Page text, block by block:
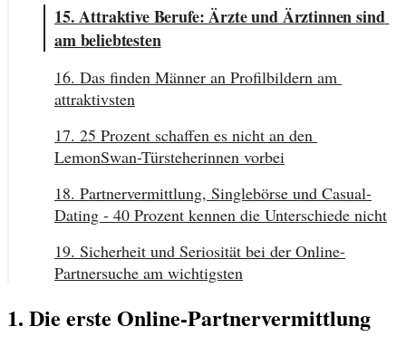
15. Attraktive Berufe: Ärzte und Ärztinnen sind
am beliebtesten
16. Das finden Männer an Profilbildern am
attraktivsten
17. 25 Prozent schaffen es nicht an den
LemonSwan-Türsteherinnen vorbei
18. Partnervermittlung, Singlebörse und Casual-
Dating - 40 Prozent kennen die Unterschiede nicht
19. Sicherheit und Seriosität bei der Online-
Partnersuche am wichtigsten
1. Die erste Online-Partnervermittlung